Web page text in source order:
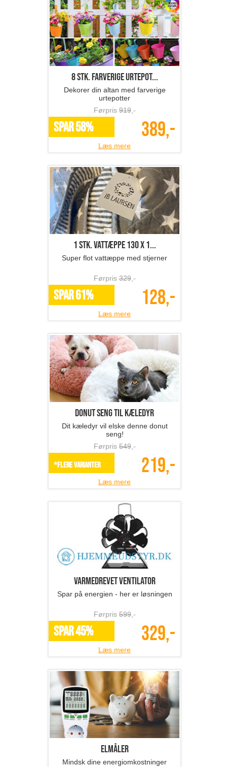
8 stk. farverige urtepot...
Dekorer din altan med farverige
urtepotter
Førpris919,-
SPAR 58% 389,-
Læs mere
1 stk. vattæppe 130 x 1...
Super flot vattæppe med stjerner
Førpris329,-
SPAR 61% 128,-
Læs mere
Donut seng til kæledyr
Dit kæledyr vil elske denne donut
seng!
Førpris549,-
*Flere varianter 219,-
Læs mere
Varmedrevet ventilator
Spar på energien - her er løsningen
Førpris599,-
SPAR 45% 329,-
Læs mere
Elmåler
Mindsk dine energiomkostninger